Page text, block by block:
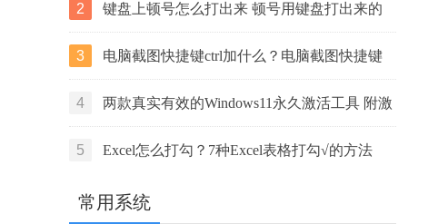
2
键盘上顿号怎么打出来 顿号用键盘打出来的
两种方法
3
电脑截图快捷键ctrl加什么？电脑截图快捷键
ctrl组合使用方法
4
两款真实有效的Windows11永久激活工具 附激
活码
5
Excel怎么打勾？7种Excel表格打勾√的方法
常用系统